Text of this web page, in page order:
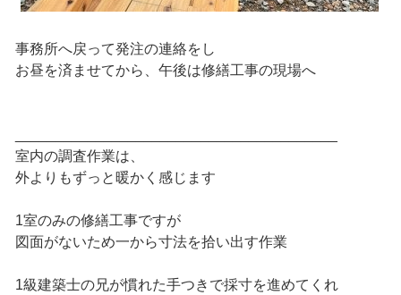
事務所へ戻って発注の連絡をし
お昼を済ませてから、午後は修繕工事の現場へ
室内の調査作業は、
外よりもずっと暖かく感じます
1室のみの修繕工事ですが
図面がないため一から寸法を拾い出す作業
1級建築士の兄が慣れた手つきで採寸を進めてくれ